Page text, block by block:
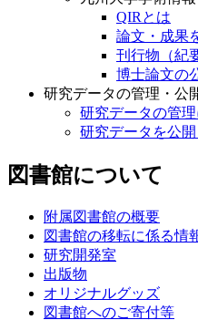
QIRとは
論文・成果
刊行物（紀
博士論文の
研究データの管理・公
研究データの管
研究データを公
図書館について
附属図書館の概要
図書館の移転に係る情
研究開発室
出版物
オリジナルグッズ
図書館へのご寄付等